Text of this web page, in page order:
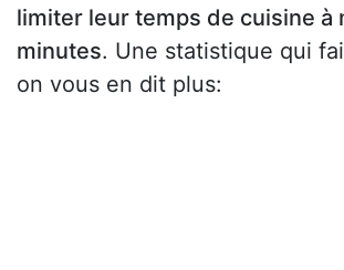
limiter leur temps de cuisine à
minutes. Une statistique qui
on vous en dit plus: